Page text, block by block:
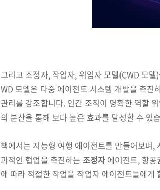
그리고 조정자, 작업자, 위임자 모델(CWD 모
WD 모델은 다중 에이전트 시스템 개발을 촉진
관리를 강조합니다. 인간 조직이 명확한 역할
의 분산을 통해 보다 높은 효과를 달성할 수 있
책에서는 지능형 여행 에이전트를 만들어보며
과적인 협업을 촉진하는 조정자 에이전트, 항
에 따라 적절한 작업을 작업자 에이전트들에게